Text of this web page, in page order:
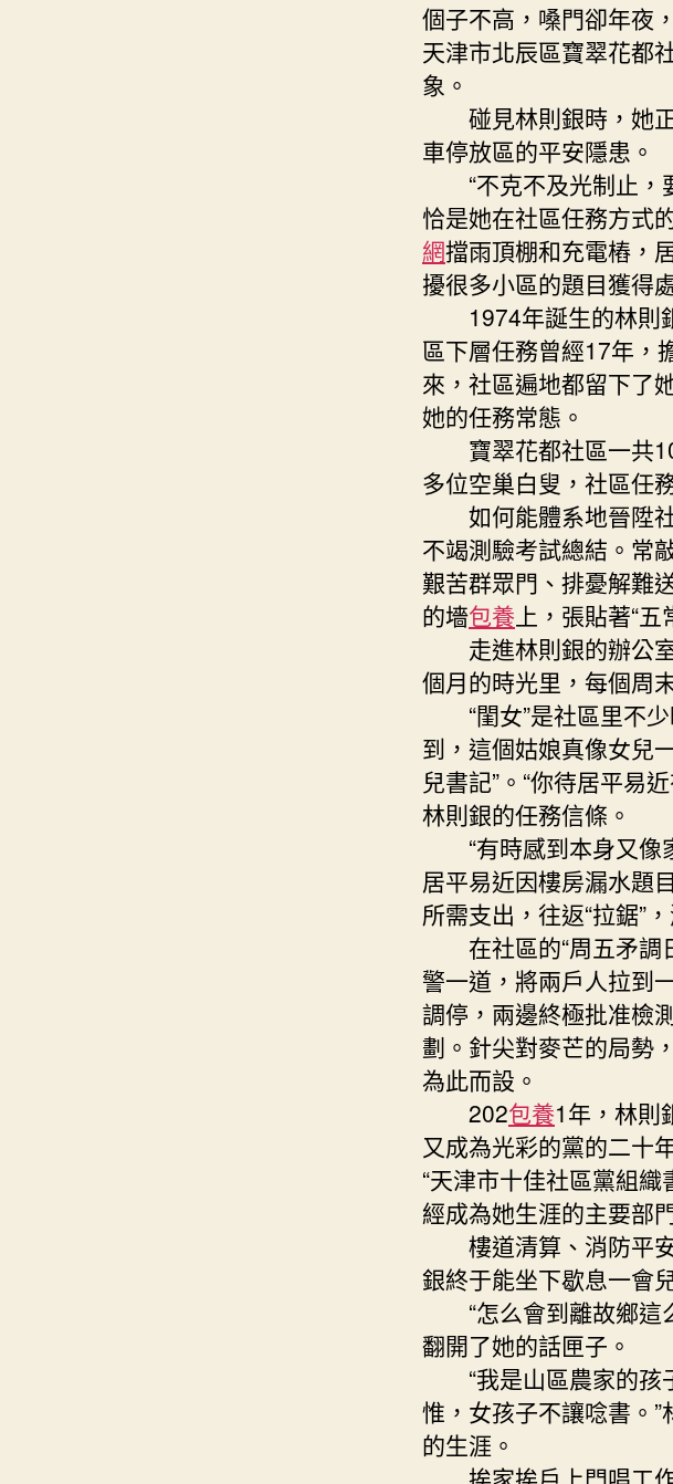
個子不高，嗓門卻年夜
天津市北辰區寶翠花都
象。
碰見林則銀時，她正
車停放區的平安隱患。
“不克不及光制止，
恰是她在社區任務方式
網擋雨頂棚和充電樁，
擾很多小區的題目獲得
1974年誕生的林則
區下層任務曾經17年，
來，社區遍地都留下了
她的任務常態。
寶翠花都社區一共
多位空巢白叟，社區任
如何能體系地晉陞社
不竭測驗考試總結。常
艱苦群眾門、排憂解
的墻包養 上，張貼著“
走進林則銀的辦公室
個月的時光里，每個周
“閨女”是社區里不少
到，這個姑娘真像女兒
兒書記”。“你待居平易
林則銀的任務信條。
“有時感到本身又像
居平易近因樓房漏水題
所需支出，往返“拉鋸”
在社區的“周五矛調
警一道，將兩戶人拉到
調停，兩邊終極批准檢
劃。針尖對麥芒的局勢
為此而設。
202包養1年，林則
又成為光彩的黨的二十
“天津市十佳社區黨組
經成為她生涯的主要部
樓道清算、消防平
銀終于能坐下歇息一會
“怎么會到離故鄉這
翻開了她的話匣子。
“我是山區農家的孩
惟，女孩子不讓唸書。
的生涯。
挨家挨戶上門唱工作